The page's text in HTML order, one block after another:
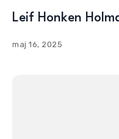
Leif Honken
maj 16, 2025